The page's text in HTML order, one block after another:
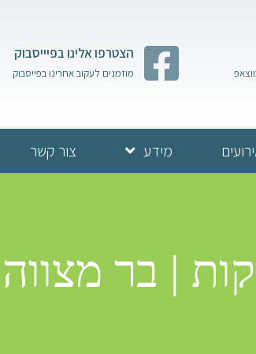
הצטרפו אלינו בפיייסבוק
מוזמנים לעקוב אחרינו בפייסבוק
מידע צור קשר
| בר מצווה